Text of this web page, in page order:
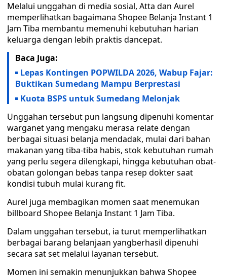
Melalui unggahan di media sosial, Atta dan Aurel
memperlihatkan bagaimana Shopee Belanja Instant 1
Jam Tiba membantu memenuhi kebutuhan harian
keluarga dengan lebih praktis dancepat.
Baca Juga:
Lepas Kontingen POPWILDA 2026, Wabup Fajar:
Buktikan Sumedang Mampu Berprestasi
Kuota BSPS untuk Sumedang Melonjak
Unggahan tersebut pun langsung dipenuhi komentar
warganet yang mengaku merasa relate dengan
berbagai situasi belanja mendadak, mulai dari bahan
makanan yang tiba-tiba habis, stok kebutuhan rumah
yang perlu segera dilengkapi, hingga kebutuhan obat-
obatan golongan bebas tanpa resep dokter saat
kondisi tubuh mulai kurang fit.
Aurel juga membagikan momen saat menemukan
billboard Shopee Belanja Instant 1 Jam Tiba.
Dalam unggahan tersebut, ia turut memperlihatkan
berbagai barang belanjaan yangberhasil dipenuhi
secara sat set melalui layanan tersebut.
Momen ini semakin menunjukkan bahwa Shopee